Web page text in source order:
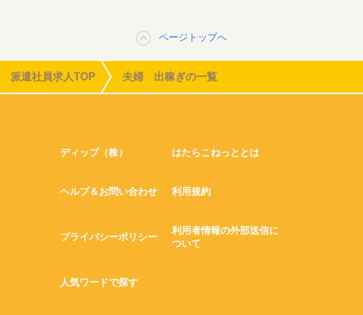
ページトップへ
派遣社員求人TOP 夫婦 出稼ぎの一覧
ディップ（株） はたらこねっととは
ヘルプ＆お問い合わせ 利用規約
プライバシーポリシー
利用者情報の外部送信に
ついて
人気ワードで探す